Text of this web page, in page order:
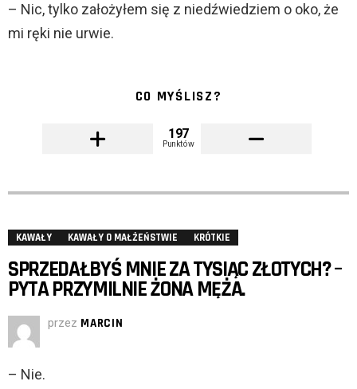
– Nic, tylko założyłem się z niedźwiedziem o oko, że
mi ręki nie urwie.
CO MYŚLISZ?
197
Punktów
KAWAŁY KAWAŁY O MAŁŻEŃSTWIE KRÓTKIE
SPRZEDAŁBYŚ MNIE ZA TYSIĄC ZŁOTYCH? –
PYTA PRZYMILNIE ŻONA MĘŻA.
przez MARCIN
– Nie.